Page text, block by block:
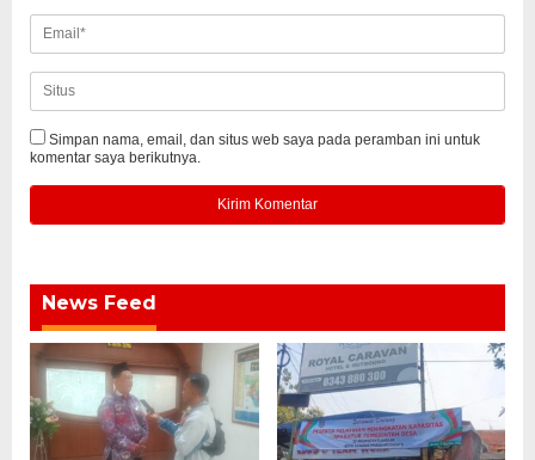
Simpan nama, email, dan situs web saya pada peramban ini untuk
komentar saya berikutnya.
News Feed